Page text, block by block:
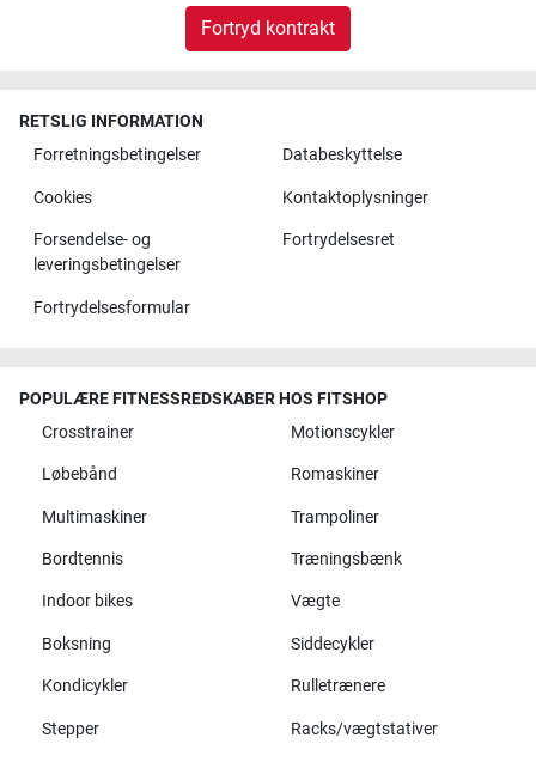
Fortryd kontrakt
RETSLIG INFORMATION
Forretningsbetingelser
Databeskyttelse
Cookies Kontaktoplysninger
Forsendelse- og
leveringsbetingelser
Fortrydelsesret
Fortrydelsesformular
POPULÆRE FITNESSREDSKABER HOS FITSHOP
Crosstrainer
Motionscykler
Løbebånd Romaskiner
Multimaskiner Trampoliner
Bordtennis Træningsbænk
Indoor bikes Vægte
Boksning Siddecykler
Kondicykler Rulletrænere
Stepper Racks/vægtstativer